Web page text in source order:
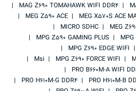
MAG Z690 TOMAHAWK WIFI DDR4
MEG X570S ACE
MEG Z590 ACE
MEG
MICRO SDHC
MPG Z590 GAMING PLUS
MPG Z690 EDGE WIFI
MPG Z690 FORCE WIFI
Msi
PRO B660M-A WIFI
PRO H610M-B
PRO H610M-G DDR4